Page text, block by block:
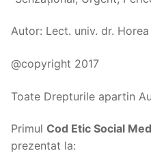
Autor: Lect. univ. dr.
@copyright 2017
Toate Drepturile apartin
Primul Cod Etic Social
prezentat la: